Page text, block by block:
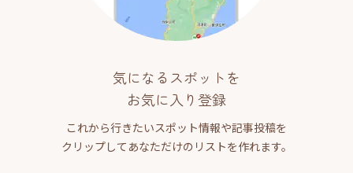
気になるスポットを
お気に入り登録
これから行きたいスポット情報や記事投稿を
クリップしてあなただけのリストを作れます。